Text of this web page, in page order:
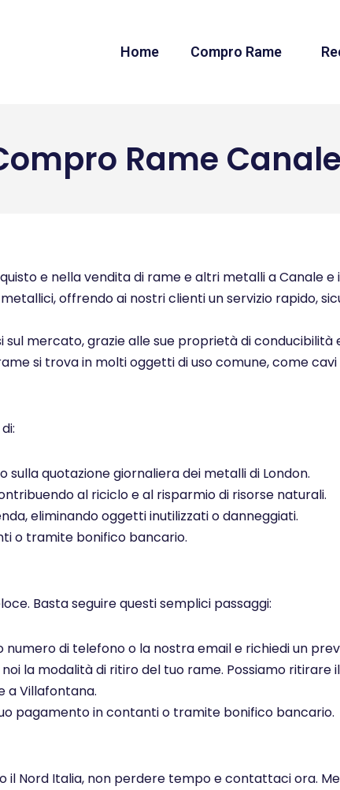
Home Compro Rame
Rame
e nella vendita di rame e altri metalli a Canale
offrendo ai nostri clienti un servizio rapido,
sul mercato, grazie alle sue proprietà di
si trova in molti oggetti di uso comune, come
quotazione giornaliera dei metalli di London.
al riciclo e al risparmio di risorse naturali.
eliminando oggetti inutilizzati o danneggiati.
o tramite bonifico bancario.
Basta seguire questi semplici passaggi:
di telefono o la nostra email e richiedi un
la modalità di ritiro del tuo rame. Possiamo ritirare
a Villafontana.
pagamento in contanti o tramite bonifico bancario.
il Nord Italia, non perdere tempo e contattaci ora.